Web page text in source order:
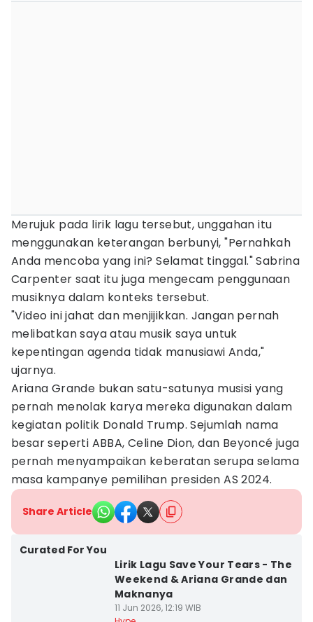
Merujuk pada lirik lagu tersebut, unggahan itu
menggunakan keterangan berbunyi, "Pernahkah
Anda mencoba yang ini? Selamat tinggal." Sabrina
Carpenter saat itu juga mengecam penggunaan
musiknya dalam konteks tersebut.
"Video ini jahat dan menjijikkan. Jangan pernah
melibatkan saya atau musik saya untuk
kepentingan agenda tidak manusiawi Anda,"
ujarnya.
Ariana Grande bukan satu-satunya musisi yang
pernah menolak karya mereka digunakan dalam
kegiatan politik Donald Trump. Sejumlah nama
besar seperti ABBA, Celine Dion, dan Beyoncé juga
pernah menyampaikan keberatan serupa selama
masa kampanye pemilihan presiden AS 2024.
Share Article
Curated For You
Lirik Lagu Save Your Tears - The
Weekend & Ariana Grande dan
Maknanya
11 Jun 2026, 12:19 WIB